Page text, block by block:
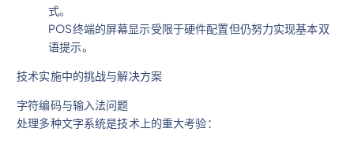
式。
POS终端的屏幕显示受限于硬件配置但仍努力实现基本双
语提示。
技术实施中的挑战与解决方案
字符编码与输入法问题
处理多种文字系统是技术上的重大考验：